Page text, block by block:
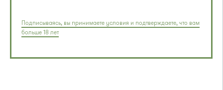
Подписываясь, вы принимаете условия и подтверждаете, что вам
больше 18 лет